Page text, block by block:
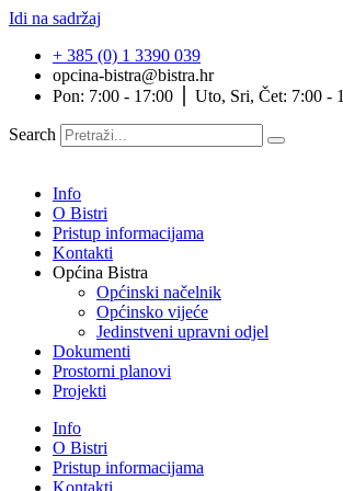
Idi na sadržaj
+ 385 (0) 1 3390 039
opcina-bistra@bistra.hr
Pon: 7:00 - 17:00 ⎪ Uto, Sri, Čet: 7:00 -
Search
Info
O Bistri
Pristup informacijama
Kontakti
Općina Bistra
Općinski načelnik
Općinsko vijeće
Jedinstveni upravni odjel
Dokumenti
Prostorni planovi
Projekti
Info
O Bistri
Pristup informacijama
Kontakti